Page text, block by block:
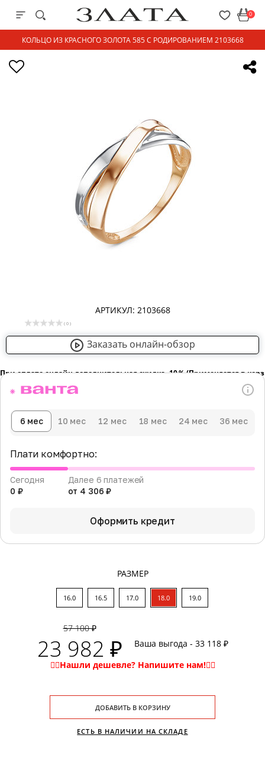
0
КОЛЬЦО ИЗ КРАСНОГО ЗОЛОТА 585 С РОДИРОВАНИЕМ 2103668
АРТИКУЛ: 2103668
( 0 )
Заказать онлайн-обзор
При оплате онлайн дополнительная скидка -10％ (Применяется в
57 100 ₽
23 982 ₽ Ваша выгода - 33 118 ₽
6 мес 10 мес 12 мес 18 мес 24 мес 36 мес
Плати комфортно:
Сегодня
0 ₽
Далее 6 платежей
от 4 306 ₽
Оформить кредит
РАЗМЕР
16.0 16.5 17.0 18.0 19.0
ДОБАВИТЬ В КОРЗИНУ
ЕСТЬ В НАЛИЧИИ НА СКЛАДЕ